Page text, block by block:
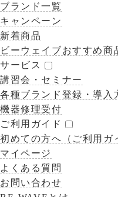
ブランド一覧
キャンペーン
新着商品
ビーウェイブおすすめ商
サービス
講習会・セミナー
各種ブランド登録・導入
機器修理受付
ご利用ガイド
初めての方へ（ご利用ガ
マイページ
よくある質問
お問い合わせ